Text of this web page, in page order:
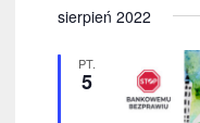
i
o
sierpień 2022
PT.
5